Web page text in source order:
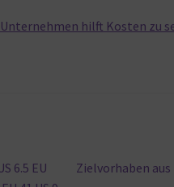
hilft Kosten zu
6.5 EU
Nächster
Zielvorhaben